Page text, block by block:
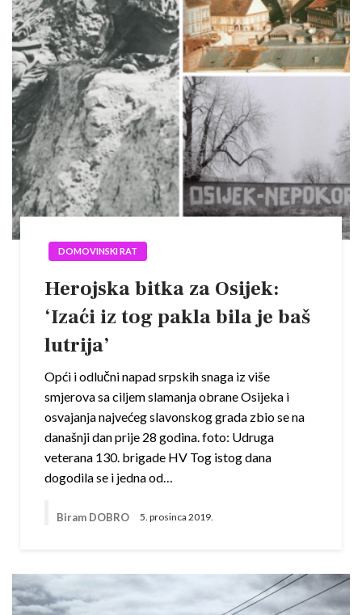
DOMOVINSKI RAT
Herojska bitka za Osijek:
‘Izaći iz tog pakla bila je baš
lutrija’
Opći i odlučni napad srpskih snaga iz više
smjerova sa ciljem slamanja obrane Osijeka i
osvajanja najvećeg slavonskog grada zbio se na
današnji dan prije 28 godina. foto: Udruga
veterana 130. brigade HV Tog istog dana
dogodila se i jedna od…
Biram DOBRO 5. prosinca 2019.